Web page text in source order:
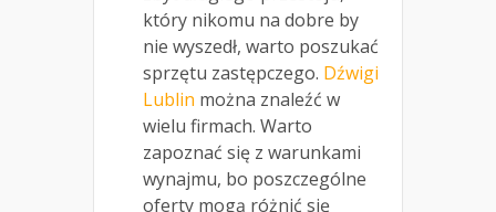
który nikomu na dobre by
nie wyszedł, warto poszukać
sprzętu zastępczego. Dźwigi
Lublin można znaleźć w
wielu firmach. Warto
zapoznać się z warunkami
wynajmu, bo poszczególne
oferty mogą różnić się